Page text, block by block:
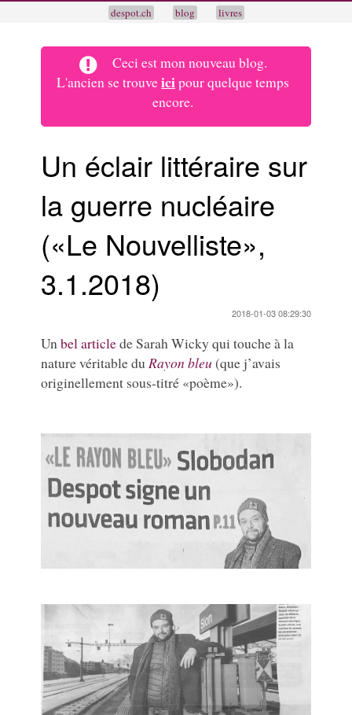
despot.ch blog livres
Ceci est mon nouveau blog.
L'ancien se trouveicipour quelque temps
encore.
Un éclair littéraire sur
la guerre nucléaire
(«Le Nouvelliste»,
3.1.2018)
2018-01-03 08:29:30
Unbel articlede Sarah Wicky qui touche à la
nature véritable du Rayon bleu (que j’avais
originellement sous-titré «poème»).